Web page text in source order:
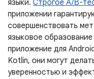
языки. Строгое A/B-
приложении
совершенствовать
языковое
приложение для
Kotlin, они могут
уверенностью и